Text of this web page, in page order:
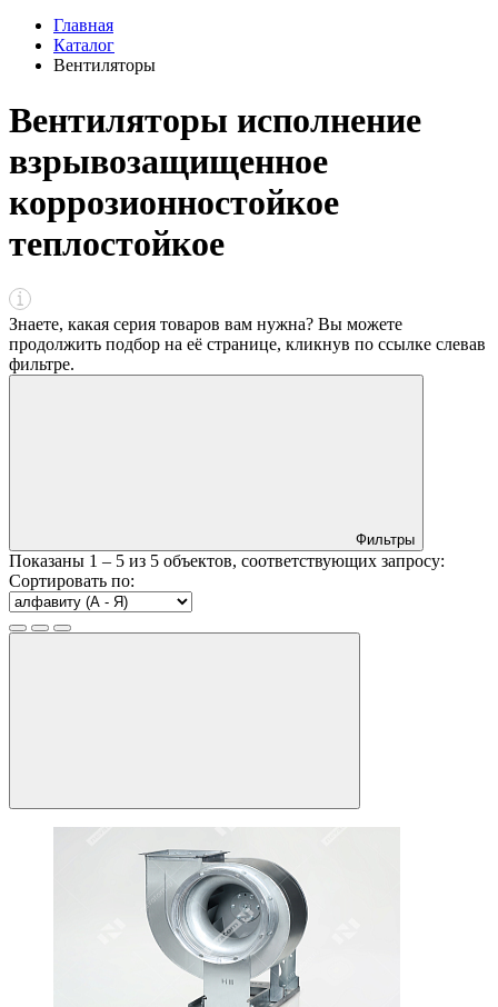
Главная
Каталог
Вентиляторы
Вентиляторы исполнение
взрывозащищенное
коррозионностойкое
теплостойкое
Знаете, какая серия товаров вам нужна? Вы можете
продолжить подбор на её странице, кликнув по ссылке слевав
фильтре.
Фильтры
Показаны 1 – 5 из 5 объектов, соответствующих запросу:
Сортировать по: